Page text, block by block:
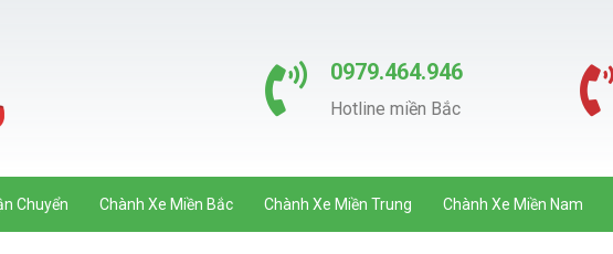
0979.464.946
Hotline miền Bắc
Chuyển Chành Xe Miền Bắc Chành Xe Miền Trung Chành Xe Miền Nam